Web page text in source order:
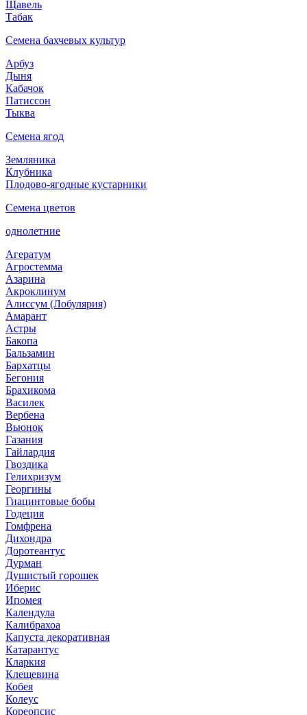
Щавель
Табак
Семена бахчевых культур
Арбуз
Дыня
Кабачок
Патиссон
Тыква
Семена ягод
Земляника
Клубника
Плодово-ягодные кустарники
Семена цветов
однолетние
Агератум
Агростемма
Азарина
Акроклинум
Алиссум (Лобулярия)
Амарант
Астры
Бакопа
Бальзамин
Бархатцы
Бегония
Брахикома
Василек
Вербена
Вьюнок
Газания
Гайлардия
Гвоздика
Гелихризум
Георгины
Гиацинтовые бобы
Годеция
Гомфрена
Дихондра
Доротеантус
Дурман
Душистый горошек
Иберис
Ипомея
Календула
Калибрахоа
Капуста декоративная
Катарантус
Кларкия
Клещевина
Кобея
Колеус
Кореопсис